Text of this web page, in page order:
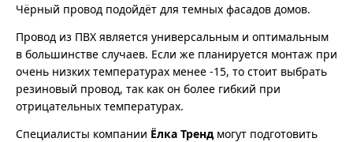
Чёрный провод подойдёт для темных фасадов домов.
Провод из ПВХ является универсальным и оптимальным
в большинстве случаев. Если же планируется монтаж при
очень низких температурах менее -15, то стоит выбрать
резиновый провод, так как он более гибкий при
отрицательных температурах.
Специалисты компании Ёлка Трендмогут подготовить